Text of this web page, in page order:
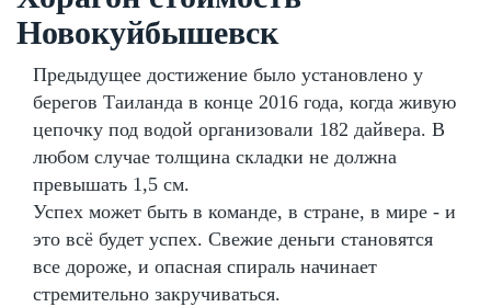
Новокуйбышевск
Предыдущее достижение было установлено у
берегов Таиланда в конце 2016 года, когда живую
цепочку под водой организовали 182 дайвера. В
любом случае толщина складки не должна
превышать 1,5 см.
Успех может быть в команде, в стране, в мире - и
это всё будет успех. Свежие деньги становятся
все дороже, и опасная спираль начинает
стремительно закручиваться.